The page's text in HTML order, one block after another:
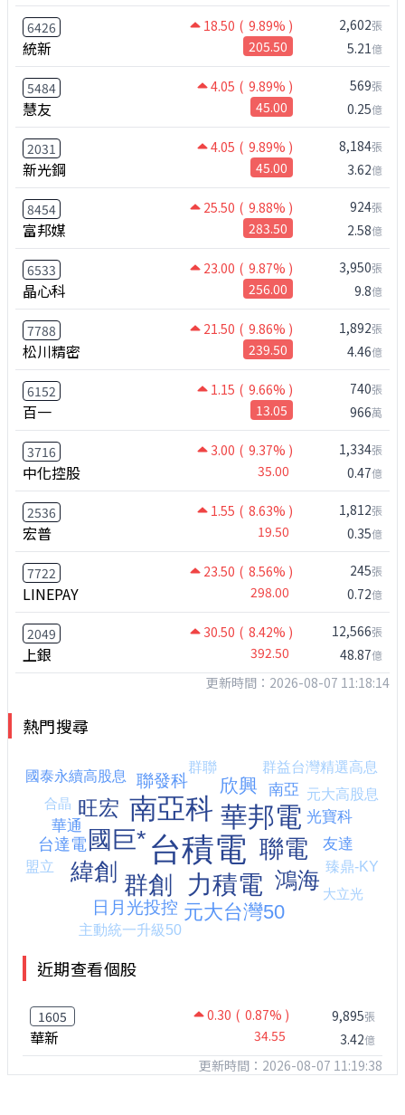
6426 18.50 ( 9.89% )
統新 205.50
2,602張
5.21億
5484 4.05 ( 9.89% )
慧友 45.00
569張
0.25億
2031 4.05 ( 9.89% )
新光鋼 45.00
8,184張
3.62億
8454 25.50 ( 9.88% )
富邦媒 283.50
924張
2.58億
6533 23.00 ( 9.87% )
晶心科 256.00
3,950張
9.8億
7788 21.50 ( 9.86% )
松川精密 239.50
1,892張
4.46億
6152 1.15 ( 9.66% )
百一 13.05
740張
966萬
3716 3.00 ( 9.37% )
中化控股 35.00
1,334張
0.47億
2536 1.55 ( 8.63% )
宏普 19.50
1,812張
0.35億
7722 23.50 ( 8.56% )
LINEPAY 298.00
245張
0.72億
2049 30.50 ( 8.42% )
上銀 392.50
12,566張
48.87億
更新時間：2026-08-07 11:18:14
熱門搜尋
近期查看個股
1605 0.30 ( 0.87% )
華新 34.55
9,895張
3.42億
更新時間：2026-08-07 11:19:38